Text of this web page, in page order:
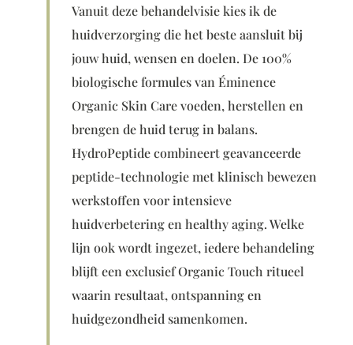
Vanuit deze behandelvisie kies ik de
huidverzorging die het beste aansluit bij
jouw huid, wensen en doelen. De 100%
biologische formules van Éminence
Organic Skin Care voeden, herstellen en
brengen de huid terug in balans.
HydroPeptide combineert geavanceerde
peptide-technologie met klinisch bewezen
werkstoffen voor intensieve
huidverbetering en healthy aging. Welke
lijn ook wordt ingezet, iedere behandeling
blijft een exclusief Organic Touch ritueel
waarin resultaat, ontspanning en
huidgezondheid samenkomen.